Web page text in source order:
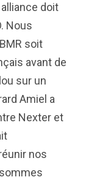
alliance doit
Nous
soit
avant de
sur un
Amiel a
Nexter et
nos